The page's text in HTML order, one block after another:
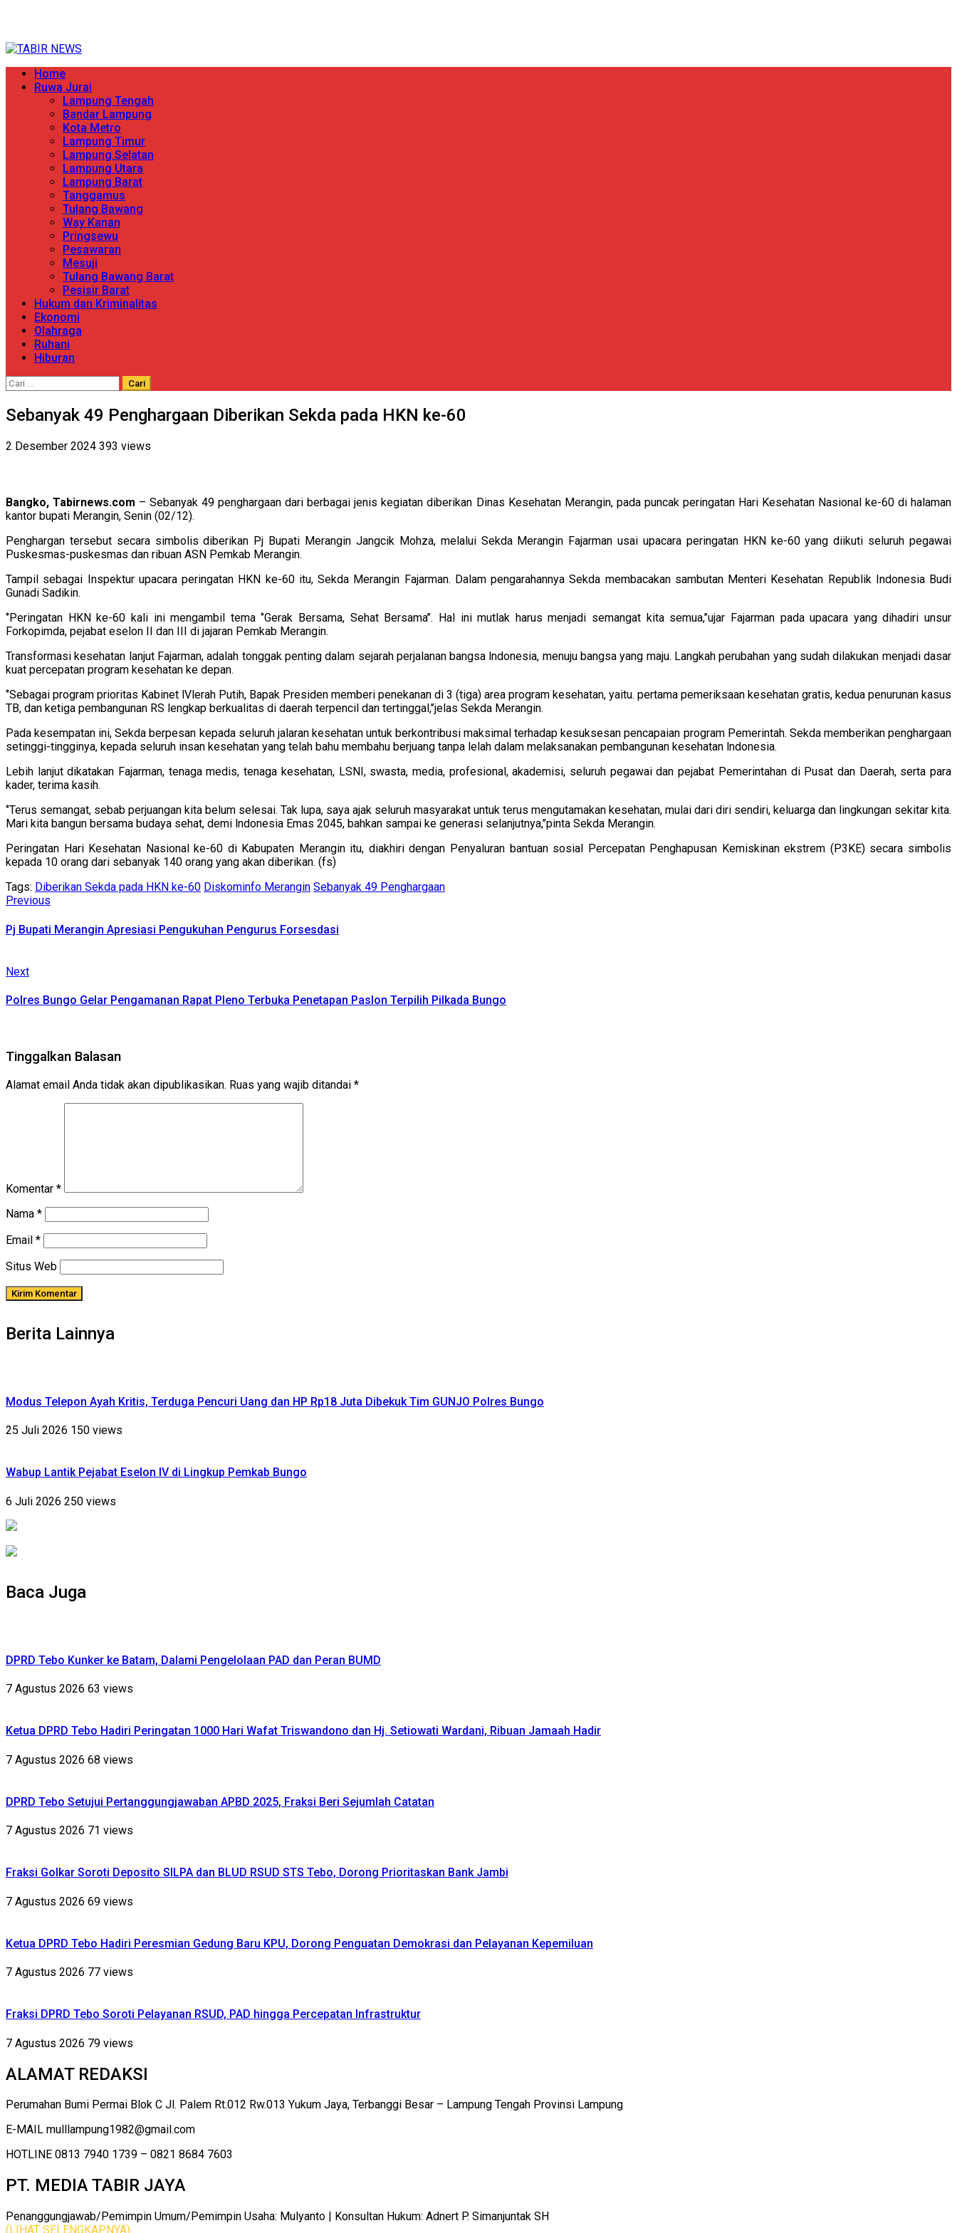
content
Primary
Menu
Home
Ruwa Jurai
Lampung Tengah
Bandar Lampung
Kota Metro
Lampung Timur
Lampung Selatan
Lampung Utara
Lampung Barat
Tanggamus
Tulang Bawang
Way Kanan
Pringsewu
Pesawaran
Mesuji
Tulang Bawang Barat
Pesisir Barat
Hukum dan Kriminalitas
Ekonomi
Olahraga
Ruhani
Hiburan
Cari
Sebanyak 49 Penghargaan Diberikan Sekda pada HKN ke-60
2 Desember 2024 393 views
Bangko, Tabirnews.com – Sebanyak 49 penghargaan dari berbagai jenis kegiatan diberikan Dinas Kesehatan Merangin, pada puncak peringatan Hari Kesehatan Nasional ke-60 di halaman
kantor bupati Merangin, Senin (02/12).
Penghargan tersebut secara simbolis diberikan Pj Bupati Merangin Jangcik Mohza, melalui Sekda Merangin Fajarman usai upacara peringatan HKN ke-60 yang diikuti seluruh pegawai
Puskesmas-puskesmas dan ribuan ASN Pemkab Merangin.
Tampil sebagai Inspektur upacara peringatan HKN ke-60 itu, Sekda Merangin Fajarman. Dalam pengarahannya Sekda membacakan sambutan Menteri Kesehatan Republik Indonesia Budi
Gunadi Sadikin.
‘’Peringatan HKN ke-60 kali ini mengambil tema ‘’Gerak Bersama, Sehat Bersama’’. Hal ini mutlak harus menjadi semangat kita semua,’’ujar Fajarman pada upacara yang dihadiri unsur
Forkopimda, pejabat eselon II dan III di jajaran Pemkab Merangin.
Transformasi kesehatan lanjut Fajarman, adalah tonggak penting dalam sejarah perjalanan bangsa lndonesia, menuju bangsa yang maju. Langkah perubahan yang sudah dilakukan menjadi dasar
kuat percepatan program kesehatan ke depan.
‘’Sebagai program prioritas Kabinet lVlerah Putih, Bapak Presiden memberi penekanan di 3 (tiga) area program kesehatan, yaitu. pertama pemeriksaan kesehatan gratis, kedua penurunan kasus
TB, dan ketiga pembangunan RS lengkap berkualitas di daerah terpencil dan tertinggal,’’jelas Sekda Merangin.
Pada kesempatan ini, Sekda berpesan kepada seluruh jalaran kesehatan untuk berkontribusi maksimal terhadap kesuksesan pencapaian program Pemerintah. Sekda memberikan penghargaan
setinggi-tingginya, kepada seluruh insan kesehatan yang telah bahu membahu berjuang tanpa lelah dalam melaksanakan pembangunan kesehatan lndonesia.
Lebih lanjut dikatakan Fajarman, tenaga medis, tenaga kesehatan, LSNI, swasta, media, profesional, akademisi, seluruh pegawai dan pejabat Pemerintahan di Pusat dan Daerah, serta para
kader, terima kasih.
‘’Terus semangat, sebab perjuangan kita belum selesai. Tak lupa, saya ajak seluruh masyarakat untuk terus mengutamakan kesehatan, mulai dari diri sendiri, keluarga dan lingkungan sekitar kita.
Mari kita bangun bersama budaya sehat, demi lndonesia Emas 2045, bahkan sampai ke generasi selanjutnya,’’pinta Sekda Merangin.
Peringatan Hari Kesehatan Nasional ke-60 di Kabupaten Merangin itu, diakhiri dengan Penyaluran bantuan sosial Percepatan Penghapusan Kemiskinan ekstrem (P3KE) secara simbolis
kepada 10 orang dari sebanyak 140 orang yang akan diberikan. (fs)
Tags: Diberikan Sekda pada HKN ke-60 Diskominfo Merangin Sebanyak 49 Penghargaan
Continue
Reading
Previous
Pj Bupati Merangin Apresiasi Pengukuhan Pengurus Forsesdasi
NextNext
Polres Bungo Gelar Pengamanan Rapat Pleno Terbuka Penetapan Paslon Terpilih Pilkada Bungo
Tinggalkan Balasan
Alamat email Anda tidak akan dipublikasikan. Ruas yang wajib ditandai *
Komentar *
Nama *
Email *
Situs Web
Berita Lainnya
Modus Telepon Ayah Kritis, Terduga Pencuri Uang dan HP Rp18 Juta Dibekuk Tim GUNJO Polres Bungo
25 Juli 2026 150 views
Wabup Lantik Pejabat Eselon IV di Lingkup Pemkab Bungo
6 Juli 2026 250 views
Baca Juga
DPRD Tebo Kunker ke Batam, Dalami Pengelolaan PAD dan Peran BUMD
7 Agustus 2026 63 views
Ketua DPRD Tebo Hadiri Peringatan 1000 Hari Wafat Triswandono dan Hj. Setiowati Wardani, Ribuan Jamaah Hadir
7 Agustus 2026 68 views
DPRD Tebo Setujui Pertanggungjawaban APBD 2025, Fraksi Beri Sejumlah Catatan
7 Agustus 2026 71 views
Fraksi Golkar Soroti Deposito SILPA dan BLUD RSUD STS Tebo, Dorong Prioritaskan Bank Jambi
7 Agustus 2026 69 views
Ketua DPRD Tebo Hadiri Peresmian Gedung Baru KPU, Dorong Penguatan Demokrasi dan Pelayanan Kepemiluan
7 Agustus 2026 77 views
Fraksi DPRD Tebo Soroti Pelayanan RSUD, PAD hingga Percepatan Infrastruktur
7 Agustus 2026 79 views
ALAMAT REDAKSI
Perumahan Bumi Permai Blok C Jl. Palem Rt.012 Rw.013 Yukum Jaya, Terbanggi Besar – Lampung Tengah Provinsi Lampung
E-MAIL mulllampung1982@gmail.com
HOTLINE 0813 7940 1739 – 0821 8684 7603
PT. MEDIA TABIR JAYA
Penanggungjawab/Pemimpin Umum/Pemimpin Usaha: Mulyanto | Konsultan Hukum: Adnert P. Simanjuntak SH
(LIHAT SELENGKAPNYA)